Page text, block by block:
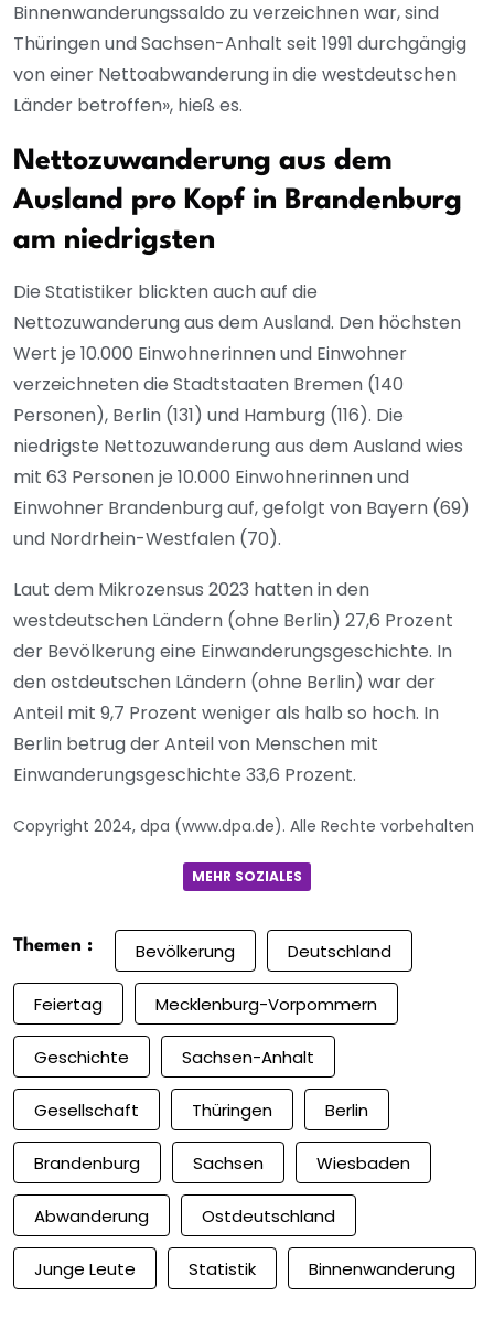
Binnenwanderungssaldo zu verzeichnen war, sind
Thüringen und Sachsen-Anhalt seit 1991 durchgängig
von einer Nettoabwanderung in die westdeutschen
Länder betroffen», hieß es.
Nettozuwanderung aus dem
Ausland pro Kopf in Brandenburg
am niedrigsten
Die Statistiker blickten auch auf die
Nettozuwanderung aus dem Ausland. Den höchsten
Wert je 10.000 Einwohnerinnen und Einwohner
verzeichneten die Stadtstaaten Bremen (140
Personen), Berlin (131) und Hamburg (116). Die
niedrigste Nettozuwanderung aus dem Ausland wies
mit 63 Personen je 10.000 Einwohnerinnen und
Einwohner Brandenburg auf, gefolgt von Bayern (69)
und Nordrhein-Westfalen (70).
Laut dem Mikrozensus 2023 hatten in den
westdeutschen Ländern (ohne Berlin) 27,6 Prozent
der Bevölkerung eine Einwanderungsgeschichte. In
den ostdeutschen Ländern (ohne Berlin) war der
Anteil mit 9,7 Prozent weniger als halb so hoch. In
Berlin betrug der Anteil von Menschen mit
Einwanderungsgeschichte 33,6 Prozent.
Copyright 2024, dpa (www.dpa.de). Alle Rechte vorbehalten
MEHR SOZIALES
Themen : Bevölkerung Deutschland
Feiertag Mecklenburg-Vorpommern
Geschichte Sachsen-Anhalt
Gesellschaft Thüringen Berlin
Brandenburg Sachsen Wiesbaden
Abwanderung Ostdeutschland
Junge Leute Statistik Binnenwanderung